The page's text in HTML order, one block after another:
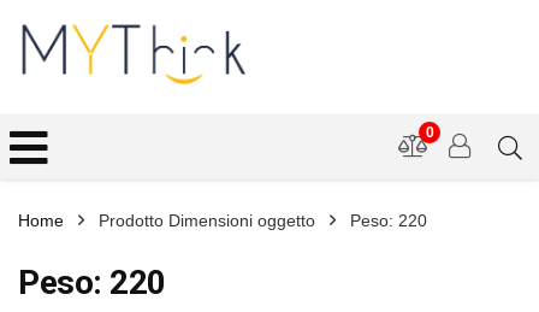
0
Home Prodotto Dimensioni oggetto Peso: 220
Peso: 220